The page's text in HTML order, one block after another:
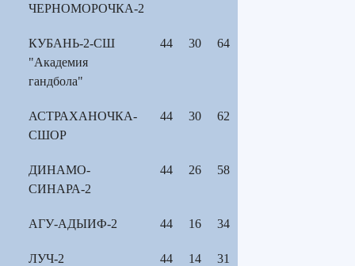
ЧЕРНОМОРОЧКА-2
КУБАНЬ-2-СШ
"Академия
гандбола"
44 30 64
АСТРАХАНОЧКА-
СШОР
44 30 62
ДИНАМО-
СИНАРА-2
44 26 58
АГУ-АДЫИФ-2 44 16 34
ЛУЧ-2 44 14 31